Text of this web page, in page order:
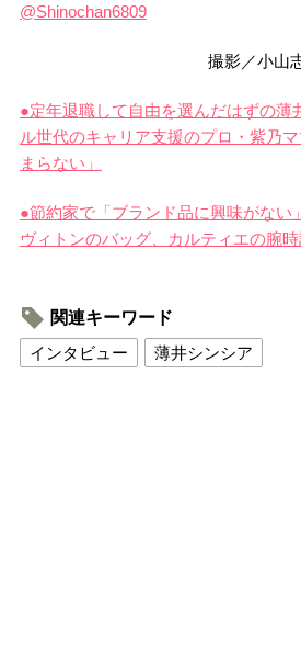
@Shinochan6809
撮影／小山
●定年退職して自由を選んだはずの薄
ル世代のキャリア支援のプロ・紫乃
まらない」
●節約家で「ブランド品に興味がない
ヴィトンのバッグ、カルティエの腕
関連キーワード
インタビュー
薄井シンシア